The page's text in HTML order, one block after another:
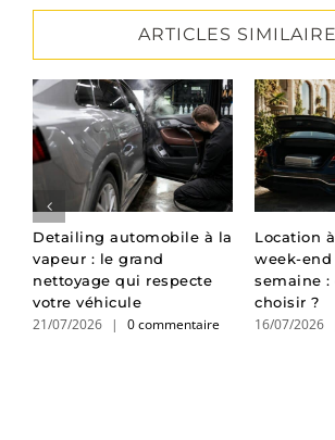
ARTICLES
Detailing automobile à la
vapeur : le grand
nettoyage qui respecte
votre véhicule
21/07/2026 | 0 commentaire
Location
week-end
semaine
choisir ?
16/07/2026